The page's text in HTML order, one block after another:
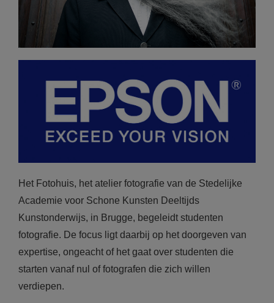
Het Fotohuis, het atelier fotografie van de Stedelijke
Academie voor Schone Kunsten Deeltijds
Kunstonderwijs, in Brugge, begeleidt studenten
fotografie. De focus ligt daarbij op het doorgeven van
expertise, ongeacht of het gaat over studenten die
starten vanaf nul of fotografen die zich willen
verdiepen.